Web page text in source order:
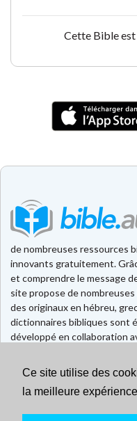
Ce site utilise des
la meilleure
Cette Bible est
de nombreuses ressources
innovants gratuitement.
et comprendre le message
site propose de
des originaux en hébreu,
dictionnaires bibliques sont
développé en collaboration
Faire un don
Contact